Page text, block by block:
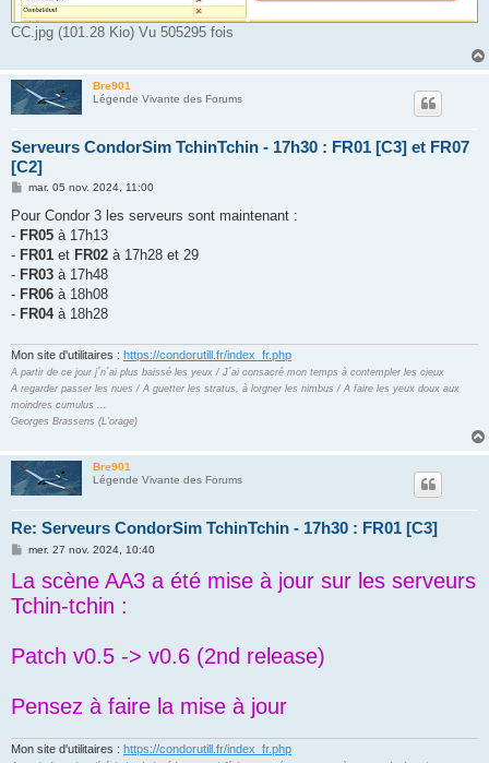
CC.jpg (101.28 Kio) Vu 505295 fois
Bre901
Légende Vivante des Forums
Serveurs CondorSim TchinTchin - 17h30 : FR01 [C3] et FR07
[C2]
M
s
a
g
mar. 05 nov. 2024, 11:00
Pour Condor 3 les serveurs sont maintenant :
- FR05 à 17h13
- FR01 et FR02 à 17h28 et 29
- FR03 à 17h48
- FR06 à 18h08
- FR04 à 18h28
Mon site d'utilitaires : https://condorutill.fr/index_fr.php
A partir de ce jour j´n´ai plus baissé les yeux / J´ai consacré mon temps à contempler les cieux
A regarder passer les nues / A guetter les stratus, à lorgner les nimbus / A faire les yeux doux aux
moindres cumulus ...
Georges Brassens (L'orage)
Bre901
Légende Vivante des Forums
Re: Serveurs CondorSim TchinTchin - 17h30 : FR01 [C3]
M
s
s
a
g
mer. 27 nov. 2024, 10:40
La scène AA3 a été mise à jour sur les serveurs
Tchin-tchin :
Patch v0.5 -> v0.6 (2nd release)
Pensez à faire la mise à jour
Mon site d'utilitaires : https://condorutill.fr/index_fr.php